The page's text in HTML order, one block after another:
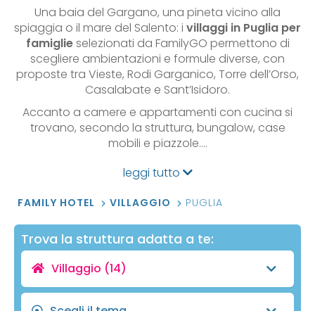
Una baia del Gargano, una pineta vicino alla
spiaggia o il mare del Salento: i villaggi in Puglia per
famiglieselezionati da FamilyGO permettono di
scegliere ambientazioni e formule diverse, con
proposte tra Vieste, Rodi Garganico, Torre dell’Orso,
Casalabate e Sant’Isidoro.
Accanto a camere e appartamenti con cucina si
trovano, secondo la struttura, bungalow, case
mobili e piazzole.…
leggi tutto
FAMILY HOTEL VILLAGGIO PUGLIA
Trova la struttura adatta a te:
Villaggio (14)